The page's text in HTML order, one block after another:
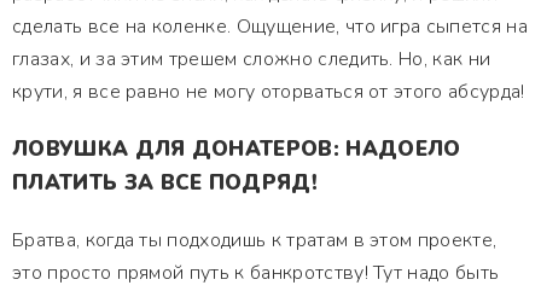
сделать все на коленке. Ощущение, что игра сыпется на
глазах, и за этим трешем сложно следить. Но, как ни
крути, я все равно не могу оторваться от этого абсурда!
ЛОВУШКА ДЛЯ ДОНАТЕРОВ: НАДОЕЛО
ПЛАТИТЬ ЗА ВСЕ ПОДРЯД!
Братва, когда ты подходишь к тратам в этом проекте,
это просто прямой путь к банкротству! Тут надо быть